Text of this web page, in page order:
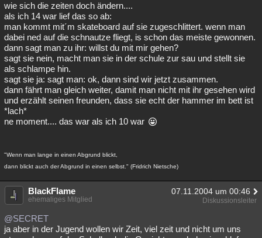
wie sich die zeiten doch ändern....
als ich 14 war lief das so ab:
man kommt mit´m skateboard auf sie zugeschlittert. wenn man
dabei ned auf die schnautze fliegt, is schon das meiste gewonnen.
dann sagt man zu ihr: willst du mit mir gehen?
sagt sie nein, macht man sie in der schule zur sau und stellt sie
als schlampe hin.
sagt sie ja: sagt man: ok, dann sind wir jetzt zusammen.
dann fährt man gleich weiter, damit man nicht mit ihr gesehen wird
und erzählt seinen freunden, dass sie echt der hammer im bett ist
*lach*
ne moment.... das war als ich 10 war
"Wenn man lange in einen Abgrund blickt,
dann blickt auch der Abgrund in einen selbst." (Fridrich Nietsche)
BlackFlame 07.11.2004 um 00:46
ehemaliges Mitglied Diskussionsleiter
@SECRET
ja aber in der Jugend wollen wir Zeit, viel zeit und nicht um uns